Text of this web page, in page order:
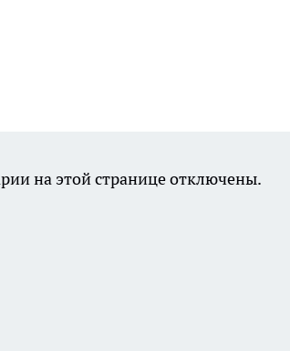
на этой странице отключены.